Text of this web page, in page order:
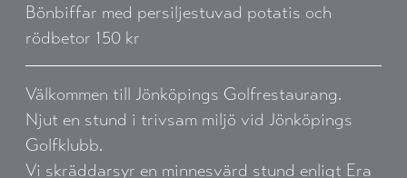
Bönbiffar med persiljestuvad potatis och
rödbetor 150 kr
Välkommen till Jönköpings Golfrestaurang.
Njut en stund i trivsam miljö vid Jönköpings
Golfklubb.
Vi skräddarsyr en minnesvärd stund enligt Era